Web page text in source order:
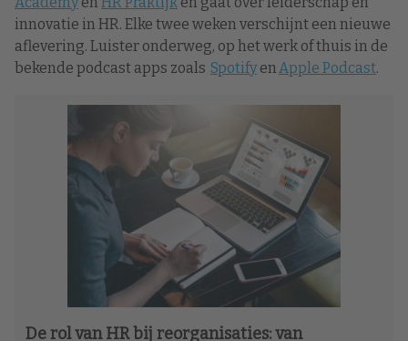
innovatie in HR. Elke twee weken verschijnt een nieuwe
aflevering. Luister onderweg, op het werk of thuis in de
bekende podcast apps zoals Spotifyen Apple Podcast.
De rol van HR bij reorganisaties: van